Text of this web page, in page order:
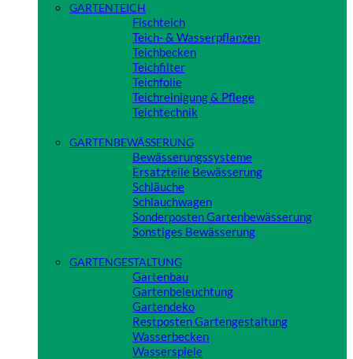
GARTENTEICH
Fischteich
Teich- & Wasserpflanzen
Teichbecken
Teichfilter
Teichfolie
Teichreinigung & Pflege
Teichtechnik
GARTENBEWÄSSERUNG
Bewässerungssysteme
Ersatzteile Bewässerung
Schläuche
Schlauchwagen
Sonderposten Gartenbewässerung
Sonstiges Bewässerung
GARTENGESTALTUNG
Gartenbau
Gartenbeleuchtung
Gartendeko
Restposten Gartengestaltung
Wasserbecken
Wasserspiele